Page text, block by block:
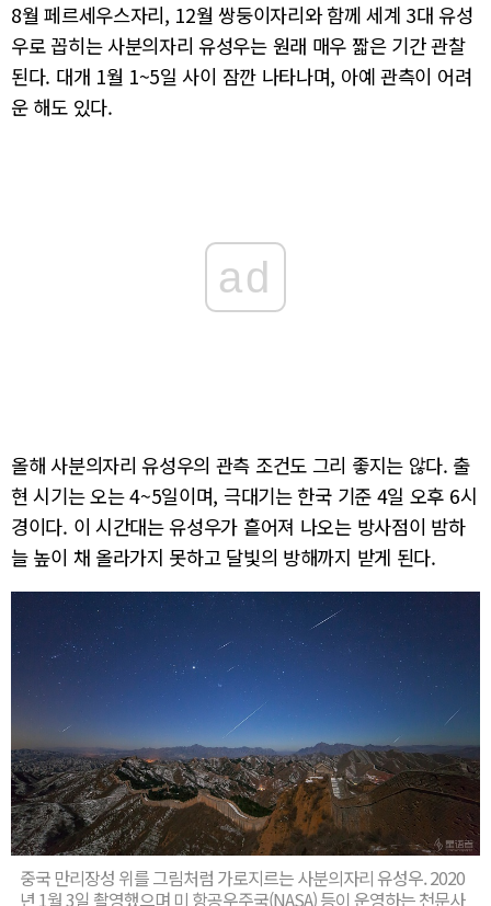
8월 페르세우스자리, 12월 쌍둥이자리와 함께 세계 3대 유성
우로 꼽히는 사분의자리 유성우는 원래 매우 짧은 기간 관찰
된다. 대개 1월 1~5일 사이 잠깐 나타나며, 아예 관측이 어려
운 해도 있다.
ad
올해 사분의자리 유성우의 관측 조건도 그리 좋지는 않다. 출
현 시기는 오는 4~5일이며, 극대기는 한국 기준 4일 오후 6시
경이다. 이 시간대는 유성우가 흩어져 나오는 방사점이 밤하
늘 높이 채 올라가지 못하고 달빛의 방해까지 받게 된다.
중국 만리장성 위를 그림처럼 가로지르는 사분의자리 유성우. 2020
년 1월 3일 촬영했으며 미 항공우주국(NASA) 등이 운영하는 천문사